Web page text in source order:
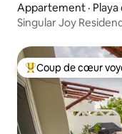
Appartement · Playa
Singular Joy
Coup de cœur
Coup de cœur